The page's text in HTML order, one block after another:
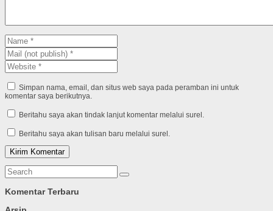
Simpan nama, email, dan situs web saya pada peramban ini untuk
komentar saya berikutnya.
Beritahu saya akan tindak lanjut komentar melalui surel.
Beritahu saya akan tulisan baru melalui surel.
Komentar Terbaru